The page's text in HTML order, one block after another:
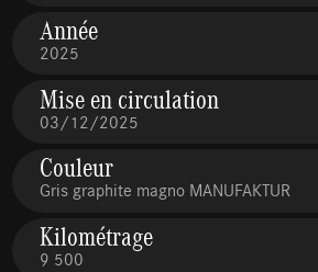
Année
2025
Mise en circulation
03/12/2025
Couleur
Gris graphite magno MANUFAKTUR
Kilométrage
9 500